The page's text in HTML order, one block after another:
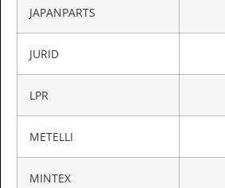
JAPANPARTS
JURID
LPR
METELLI
MINTEX